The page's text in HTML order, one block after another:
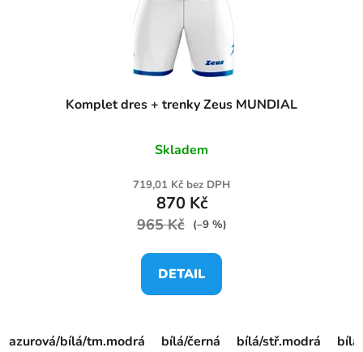
Komplet dres + trenky Zeus MUNDIAL
Skladem
719,01 Kč bez DPH
870 Kč
965 Kč (–9 %)
DETAIL
azurová/bílá/tm.modrá bílá/černá bílá/stř.modrá